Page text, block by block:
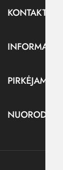
KONTAKTAI
INFORMACIJA
PIRKĖJAMS
NUORODOS